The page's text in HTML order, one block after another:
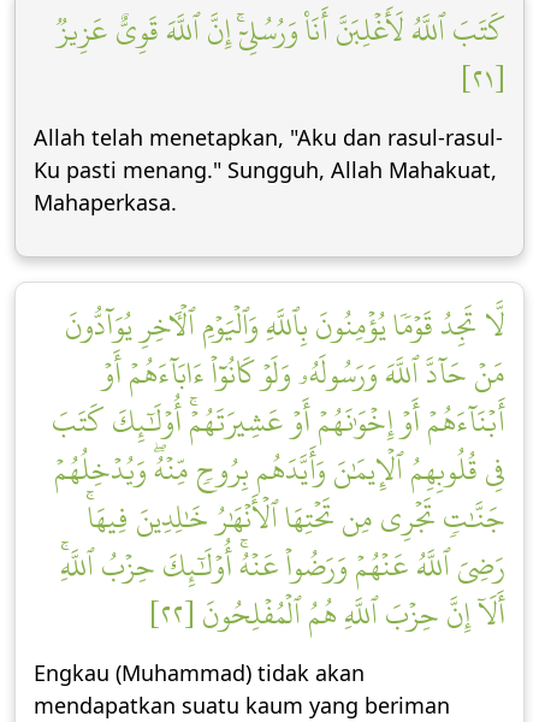
كَتَبَ ٱللَّهُ لَأَغۡلِبَنَّ أَنَا۠ وَرُسُلِيٓۚ إِنَّ ٱللَّهَ قَوِيٌّ عَزِيزٞ
[٢١]
Allah telah menetapkan, "Aku dan rasul-rasul-
Ku pasti menang." Sungguh, Allah Mahakuat,
Mahaperkasa.
لَّا تَجِدُ قَوۡمٗا يُؤۡمِنُونَ بِٱللَّهِ وَٱلۡيَوۡمِ ٱلۡأٓخِرِ يُوَآدُّونَ
مَنۡ حَآدَّ ٱللَّهَ وَرَسُولَهُۥ وَلَوۡ كَانُوٓاْ ءَابَآءَهُمۡ أَوۡ
أَبۡنَآءَهُمۡ أَوۡ إِخۡوَٰنَهُمۡ أَوۡ عَشِيرَتَهُمۡۚ أُوْلَٰٓئِكَ كَتَبَ
فِي قُلُوبِهِمُ ٱلۡإِيمَٰنَ وَأَيَّدَهُم بِرُوحٖ مِّنۡهُۖ وَيُدۡخِلُهُمۡ
جَنَّٰتٖ تَجۡرِي مِن تَحۡتِهَا ٱلۡأَنۡهَٰرُ خَٰلِدِينَ فِيهَاۚ
رَضِيَ ٱللَّهُ عَنۡهُمۡ وَرَضُواْ عَنۡهُۚ أُوْلَٰٓئِكَ حِزۡبُ ٱللَّهِۚ
أَلَآ إِنَّ حِزۡبَ ٱللَّهِ هُمُ ٱلۡمُفۡلِحُونَ [٢٢]
Engkau (Muhammad) tidak akan
mendapatkan suatu kaum yang beriman